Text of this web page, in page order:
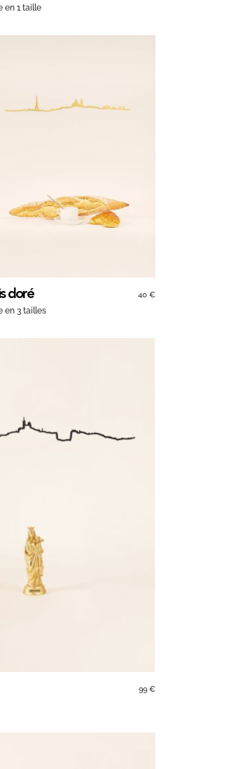
en 1 taille
doré 40 €
en 3 tailles
99 €